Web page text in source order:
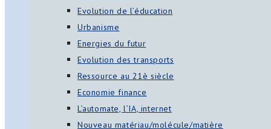
Evolution de l’éducation
Urbanisme
Energies du futur
Evolution des transports
Ressource au 21è siècle
Economie finance
L’automate, l’IA, internet
Nouveau matériau/molécule/matière